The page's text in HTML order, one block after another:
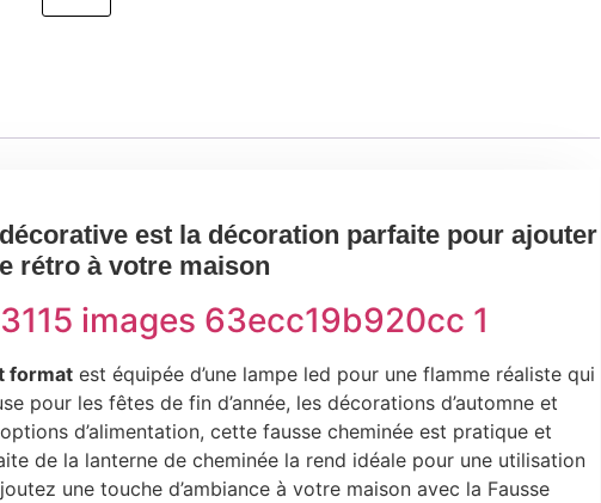
Fausse
est la décoration parfaite pour ajouter
rétro à votre maison
format est équipée d’une lampe led pour une flamme réaliste qui
pour les fêtes de fin d’année, les décorations d’automne et
d’alimentation, cette fausse cheminée est pratique et
de la lanterne de cheminée la rend idéale pour une utilisation
une touche d’ambiance à votre maison avec la Fausse